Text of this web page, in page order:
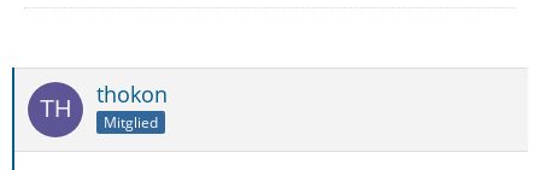
thokon
Mitglied